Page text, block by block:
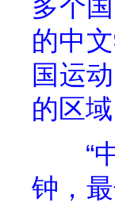
多个
的中
国运
的区域
“
钟，